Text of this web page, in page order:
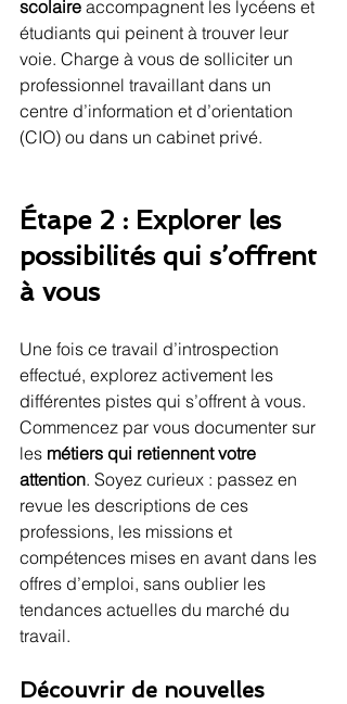
scolaire accompagnent les lycéens et
étudiants qui peinent à trouver leur
voie. Charge à vous de solliciter un
professionnel travaillant dans un
centre d’information et d’orientation
(CIO) ou dans un cabinet privé.
Étape 2 : Explorer les
possibilités qui s’offrent
à vous
Une fois ce travail d’introspection
effectué, explorez activement les
différentes pistes qui s’offrent à vous.
Commencez par vous documenter sur
les métiers qui retiennent votre
attention. Soyez curieux : passez en
revue les descriptions de ces
professions, les missions et
compétences mises en avant dans les
offres d’emploi, sans oublier les
tendances actuelles du marché du
travail.
Découvrir de nouvelles